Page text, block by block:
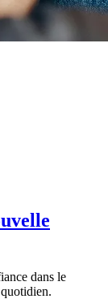
dans le